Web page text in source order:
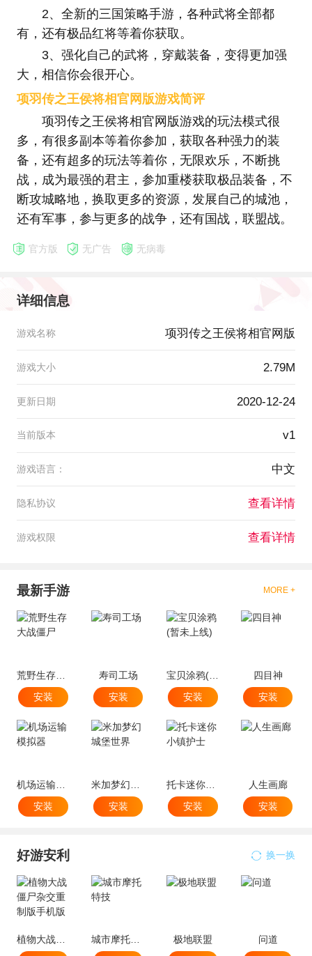
2、全新的三国策略手游，各种武将全部都
有，还有极品红将等着你获取。
3、强化自己的武将，穿戴装备，变得更加强
大，相信你会很开心。
项羽传之王侯将相官网版游戏简评
项羽传之王侯将相官网版游戏的玩法模式很
多，有很多副本等着你参加，获取各种强力的装
备，还有超多的玩法等着你，无限欢乐，不断挑
战，成为最强的君主，参加重楼获取极品装备，不
断攻城略地，换取更多的资源，发展自己的城池，
还有军事，参与更多的战争，还有国战，联盟战。
官方版 无广告 无病毒
详细信息
游戏名称 项羽传之王侯将相官网版
游戏大小 2.79M
更新日期 2020-12-24
当前版本 v1
游戏语言： 中文
隐私协议 查看详情
游戏权限 查看详情
最新手游 MORE +
荒野生存大战僵尸
安装
寿司工场
安装
宝贝涂鸦(暂未上线)
安装
四目神
安装
机场运输模拟器
安装
安装
托卡迷你小镇护士
安装
人生画廊
安装
好游安利 换一换
植物大战僵尸杂交重制版手机版
城市摩托特技
极地联盟
问道